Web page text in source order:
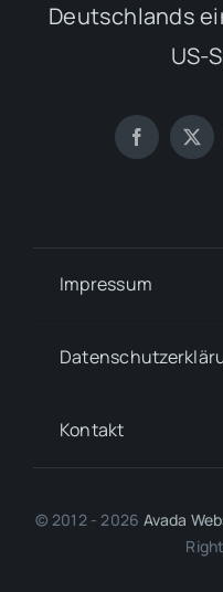
Deutschlands
US-
Impressum
Kontakt
© 2012 - 2026 Avada